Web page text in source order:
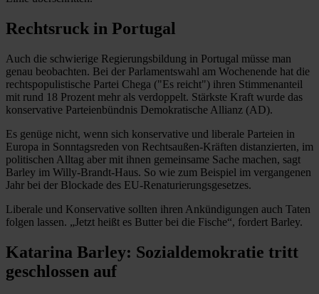
Rechtsruck in Portugal
Auch die schwierige Regierungsbildung in Portugal müsse man
genau beobachten. Bei der Parlamentswahl am Wochenende hat die
rechtspopulistische Partei Chega ("Es reicht") ihren Stimmenanteil
mit rund 18 Prozent mehr als verdoppelt. Stärkste Kraft wurde das
konservative Parteienbündnis Demokratische Allianz (AD).
Es genüge nicht, wenn sich konservative und liberale Parteien in
Europa in Sonntagsreden von Rechtsaußen-Kräften distanzierten, im
politischen Alltag aber mit ihnen gemeinsame Sache machen, sagt
Barley im Willy-Brandt-Haus. So wie zum Beispiel im vergangenen
Jahr bei der Blockade des EU-Renaturierungsgesetzes.
Liberale und Konservative sollten ihren Ankündigungen auch Taten
folgen lassen. „Jetzt heißt es Butter bei die Fische“, fordert Barley.
Katarina Barley: Sozialdemokratie tritt
geschlossen auf